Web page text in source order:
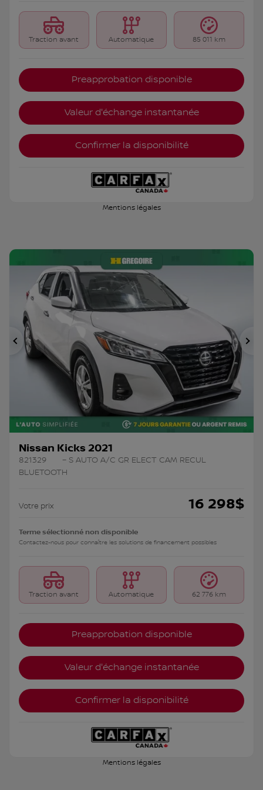
Traction avant Automatique 85 011 km
Preapprobation disponible
Valeur d'échange instantanée
Confirmer la disponibilité
Mentions légales
Précédent
Nissan Kicks 2021
821329
– S AUTO A/C GR ELECT CAM RECUL
BLUETOOTH
Votre prix 16 298$
Terme sélectionné non disponible
Contactez-nous pour connaître les solutions de financement possibles
Traction avant Automatique 62 776 km
Preapprobation disponible
Valeur d'échange instantanée
Confirmer la disponibilité
Mentions légales